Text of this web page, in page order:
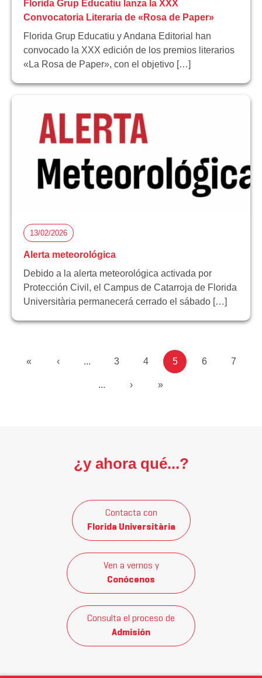
Florida Grup Educatiu lanza la XXX
Convocatoria Literaria de «Rosa de Paper»
Florida Grup Educatiu y Andana Editorial han
convocado la XXX edición de los premios literarios
«La Rosa de Paper», con el objetivo […]
13/02/2026
Alerta meteorológica
Debido a la alerta meteorológica activada por
Protección Civil, el Campus de Catarroja de Florida
Universitària permanecerá cerrado el sábado […]
« ‹ ... 3 4 5 6 7
... › »
¿y ahora qué...?
Contacta con
Florida Universitària
Ven a vernos y
Conócenos
Consulta el proceso de
Admisión